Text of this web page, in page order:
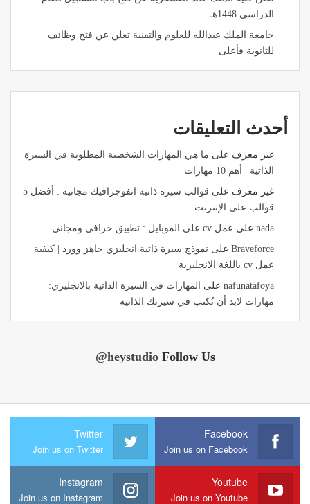
الدراسي 1448هـ
جامعة الملك عبدالله للعلوم والتقنية تعلن عن فتح وظائف
للثانوية فأعلى
أحدث التعليقات
غير معرف على ما هي المهارات الشخصية المطلوبة في السيرة
الذاتية | أهم 10 مهارات
غير معرف على
قوالب سيرة ذاتية انفوجرافيك مجانية : أفضل 5
قوالب على الإنترنت
nada على عمل cv على الموبايل : تطبيق خرافي ومجاني
Braveforce على نموذج سيرة ذاتية انجليزي جاهز وورد | كيفية
عمل cv باللغة الانجليزية
nafunatafoya على
المهارات في السيرة الذاتية بالانجليزي:
مهارات لابد أن تُكتب في سيرتك الذاتية
Follow Us
@heystudio
Facebook
Join us on Facebook
Twitter
Join us on Twitter
Youtube
Join us on Youtube
Instagram
Join us on Instagram